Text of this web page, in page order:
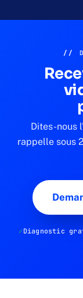
//
Dites-nous
rappelle sous
Diagnostic